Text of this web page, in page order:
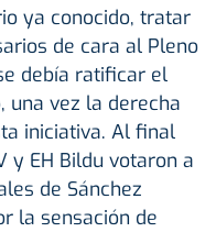
ya conocido, tratar
de cara al Pleno
debía ratificar el
una vez la derecha
iniciativa. Al final
y EH Bildu votaron a
de Sánchez
la sensación de